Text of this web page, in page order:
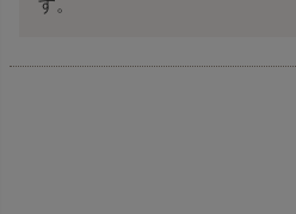
す。